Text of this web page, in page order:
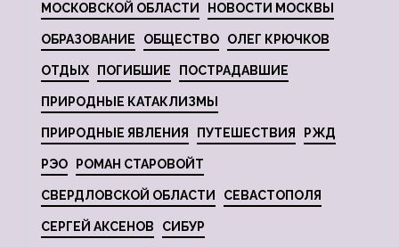
МОСКОВСКОЙ ОБЛАСТИ НОВОСТИ МОСКВЫ
ОБРАЗОВАНИЕ ОБЩЕСТВО ОЛЕГ КРЮЧКОВ
ОТДЫХ ПОГИБШИЕ ПОСТРАДАВШИЕ
ПРИРОДНЫЕ КАТАКЛИЗМЫ
ПРИРОДНЫЕ ЯВЛЕНИЯ ПУТЕШЕСТВИЯ РЖД
РЭО РОМАН СТАРОВОЙТ
СВЕРДЛОВСКОЙ ОБЛАСТИ СЕВАСТОПОЛЯ
СЕРГЕЙ АКСЕНОВ СИБУР